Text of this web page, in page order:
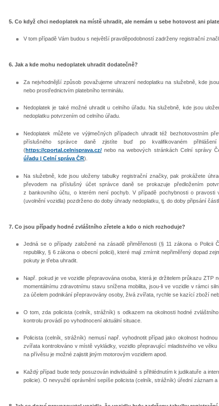
5. Co když chci nedoplatek na místě uhradit, ale nemám u sebe hotovost ani
V tom případě Vám budou s největší pravděpodobností zadrženy registrační
6. Jak a kde mohu nedoplatek uhradit dodatečně?
Za nejvhodnější způsob považujeme uhrazení nedoplatku na služebně, kde
nebo prostřednictvím platebního terminálu.
Nedoplatek je také možné uhradit u celního úřadu. Na služebně, kde jsou
nedoplatku potvrzením od celního úřadu.
Nedoplatek můžete ve výjimečných případech uhradit též bezhotovostním
příslušného správce daně zjistíte buď po kvalifikovaném
(https://cportal.celnisprava.cz/ nebo na webových stránkách Celní správy
úřadu | Celní správa ČR).
Na služebně, kde jsou uloženy tabulky registrační značky, pak prokážete
převodem na příslušný účet správce daně se prokazuje předložením
z bankovního účtu, o kterém není pochyb. V případě pochybnosti o
(uvolnění vozidla) pozdrženo do doby úhrady nedoplatku, tj. do doby připsání
7. Co jsou případy hodné zvláštního zřetele a kdo o nich rozhoduje?
Jedná se o případy založené na zásadě přiměřenosti (§ 11 zákona o Policii
republiky, § 6 zákona o obecní policii), které mají zmírnit nepřiměřený dopad
pokuty je třeba uhradit.
Např. pokud je ve vozidle přepravována osoba, která je držitelem průkazu ZTP
momentálnímu zdravotnímu stavu snížena mobilita, jsou-li ve vozidle v rámci
za účelem podnikání přepravovány osoby, živá zvířata, rychle se kazící zboží
O tom, zda policista (celník, strážník) s odkazem na okolnosti hodné
kontrolu provádí po vyhodnocení aktuální situace.
Policista (celník, strážník) nemusí např. vyhodnotit případ jako okolnost
zvířata kontrolováno v místě vykládky, vozidlo přepravující mladistvého ve
na přívěsu je možné zajistit jiným motorovým vozidlem apod.
Každý případ bude tedy posuzován individuálně s přihlédnutím k judikatuře a
policie). O nevyužití oprávnění sepíše policista (celník, strážník) úřední záznam